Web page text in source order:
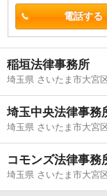
電話する
稲垣法律事務所
埼玉県 さいたま市大宮
埼玉中央法律事務
埼玉県 さいたま市大宮
コモンズ法律事務
埼玉県 さいたま市大宮